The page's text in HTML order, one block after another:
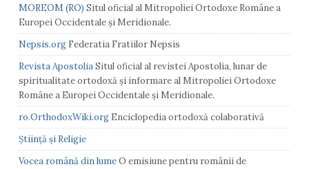
MOREOM (RO) Situl oficial al Mitropoliei Ortodoxe Române a
Europei Occidentale și Meridionale.
Nepsis.orgFederatia Fratiilor Nepsis
Revista ApostoliaSitul oficial al revistei Apostolia, lunar de
spiritualitate ortodoxă și informare al Mitropoliei Ortodoxe
Române a Europei Occidentale și Meridionale.
ro.OrthodoxWiki.orgEnciclopedia ortodoxă colaborativă
Știință și Religie
Vocea română din lumeO emisiune pentru românii de